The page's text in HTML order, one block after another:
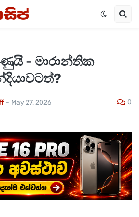
- මාරාන්තික
- May 27, 2026 0